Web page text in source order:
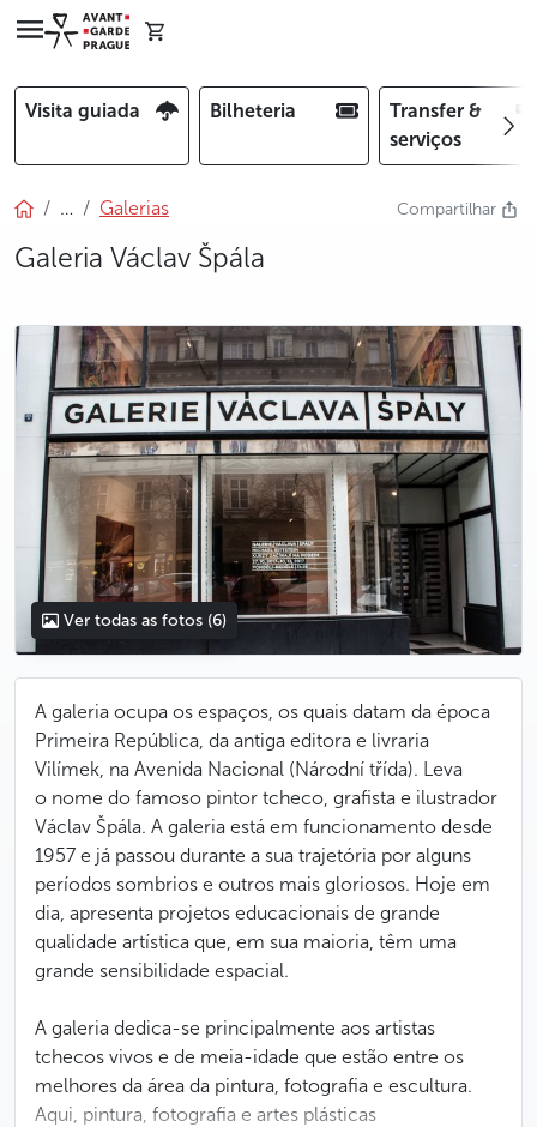
Visita guiada Bilheteria
Transfer &
serviços
… Galerias Compartilhar
Galeria Václav Špála
photo 5
photo 6
Ver todas as fotos (6)
A galeria ocupa os espaços, os quais datam da época
Primeira República, da antiga editora e livraria
Vilímek, na Avenida Nacional (Národní třída). Leva
o nome do famoso pintor tcheco, grafista e ilustrador
Václav Špála. A galeria está em funcionamento desde
1957 e já passou durante a sua trajetória por alguns
períodos sombrios e outros mais gloriosos. Hoje em
dia, apresenta projetos educacionais de grande
qualidade artística que, em sua maioria, têm uma
grande sensibilidade espacial.
A galeria dedica-se principalmente aos artistas
tchecos vivos e de meia-idade que estão entre os
melhores da área da pintura, fotografia e escultura.
Aqui, pintura, fotografia e artes plásticas